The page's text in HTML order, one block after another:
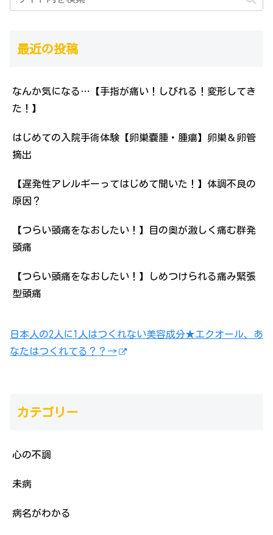
最近の投稿
なんか気になる…【手指が痛い！しびれる！変形してき
た！】
はじめての入院手術体験【卵巣嚢腫・腫瘍】卵巣＆卵管
摘出
【遅発性アレルギーってはじめて聞いた！】体調不良の
原因？
【つらい頭痛をなおしたい！】目の奥が激しく痛む群発
頭痛
【つらい頭痛をなおしたい！】しめつけられる痛み緊張
型頭痛
日本人の2人に1人はつくれない美容成分★エクオール、あ
なたはつくれてる？？→
カテゴリー
心の不調
未病
病名がわかる